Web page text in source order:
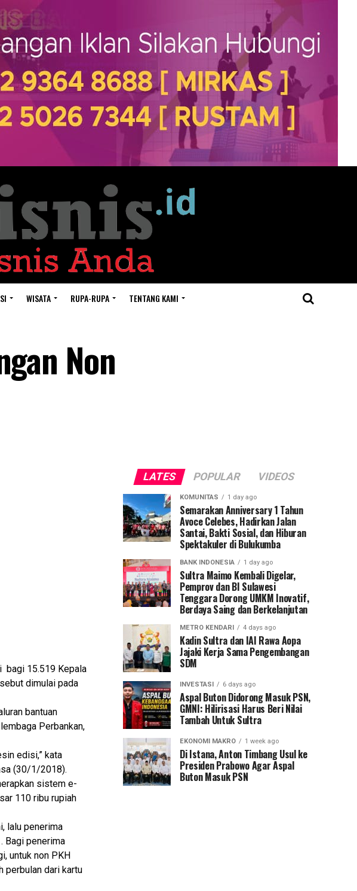
WISATA RUPA-RUPA TENTANG KAMI
Non
bagi 15.519 Kepala
dimulai pada
bantuan
Perbankan,
edisi,” kata
(30/1/2018).
sistem e-
110 ribu rupiah
lalu penerima
Bagi penerima
untuk non PKH
perbulan dari kartu
LATES POPULAR VIDEOS
KOMUNITAS 1 day ago
Semarakan Anniversary 1 Tahun
Avoce Celebes, Hadirkan Jalan
Santai, Bakti Sosial, dan Hiburan
Spektakuler di Bulukumba
BANK INDONESIA 1 day ago
Sultra Maimo Kembali Digelar,
Pemprov dan BI Sulawesi
Tenggara Dorong UMKM Inovatif,
Berdaya Saing dan Berkelanjutan
METRO KENDARI 4 days ago
Kadin Sultra dan IAI Rawa Aopa
Jajaki Kerja Sama Pengembangan
SDM
INVESTASI 6 days ago
Aspal Buton Didorong Masuk PSN,
GMNI: Hilirisasi Harus Beri Nilai
Tambah Untuk Sultra
EKONOMI MAKRO 1 week ago
Di Istana, Anton Timbang Usul ke
Presiden Prabowo Agar Aspal
Buton Masuk PSN